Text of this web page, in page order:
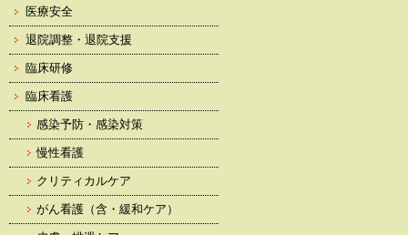
医療安全
退院調整・退院支援
臨床研修
臨床看護
感染予防・感染対策
慢性看護
クリティカルケア
がん看護（含・緩和ケア）